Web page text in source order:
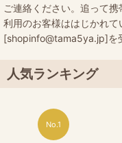
ご連絡ください。追って
利用のお客様ははじかれて
[shopinfo@tama5ya.jp]を
人気ランキング
No.1